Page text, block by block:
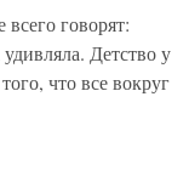
говорят:
Детство у
что все вокруг